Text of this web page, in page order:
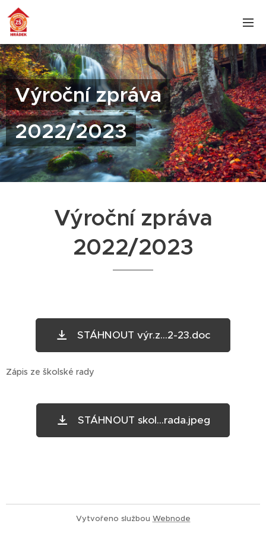
Výroční zpráva
2022/2023
Výroční zpráva
2022/2023
STÁHNOUT výr.z...2-23.doc
Zápis ze školské rady
STÁHNOUT skol...rada.jpeg
Vytvořeno službou Webnode